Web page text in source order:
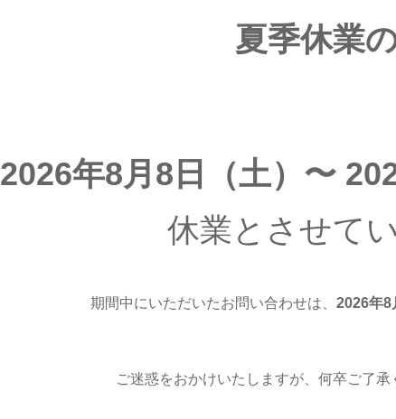
夏季休業
2026年8月8日（土）〜
休業とさせて
期間中にいただいたお問い合わせは、 2026年8
ご迷惑をおかけいたしますが、何卒ご了